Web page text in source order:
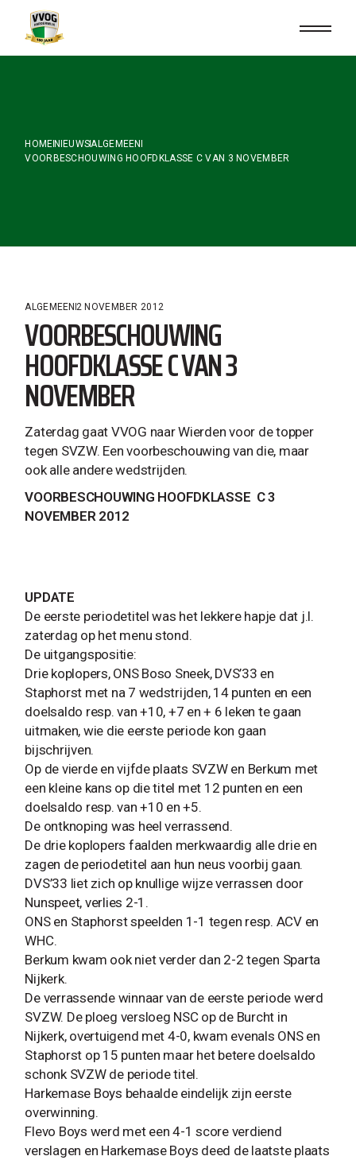
content
HOME NIEUWSALGEMEEN
VOORBESCHOUWING HOOFDKLASSE C VAN 3 NOVEMBER
ALGEMEEN 2 NOVEMBER 2012
VOORBESCHOUWING
HOOFDKLASSE C VAN 3
NOVEMBER
Zaterdag gaat VVOG naar Wierden voor de topper
tegen SVZW. Een voorbeschouwing van die, maar
ook alle andere wedstrijden.
VOORBESCHOUWING HOOFDKLASSE C 3
NOVEMBER 2012
UPDATE
De eerste periodetitel was het lekkere hapje dat j.l.
zaterdag op het menu stond.
De uitgangspositie:
Drie koplopers, ONS Boso Sneek, DVS’33 en
Staphorst met na 7 wedstrijden, 14 punten en een
doelsaldo resp. van +10, +7 en + 6 leken te gaan
uitmaken, wie die eerste periode kon gaan
bijschrijven.
Op de vierde en vijfde plaats SVZW en Berkum met
een kleine kans op die titel met 12 punten en een
doelsaldo resp. van +10 en +5.
De ontknoping was heel verrassend.
De drie koplopers faalden merkwaardig alle drie en
zagen de periodetitel aan hun neus voorbij gaan.
DVS’33 liet zich op knullige wijze verrassen door
Nunspeet, verlies 2-1.
ONS en Staphorst speelden 1-1 tegen resp. ACV en
WHC.
Berkum kwam ook niet verder dan 2-2 tegen Sparta
Nijkerk.
De verrassende winnaar van de eerste periode werd
SVZW. De ploeg versloeg NSC op de Burcht in
Nijkerk, overtuigend met 4-0, kwam evenals ONS en
Staphorst op 15 punten maar het betere doelsaldo
schonk SVZW de periode titel.
Harkemase Boys behaalde eindelijk zijn eerste
overwinning.
Flevo Boys werd met een 4-1 score verdiend
verslagen en Harkemase Boys deed de laatste plaats